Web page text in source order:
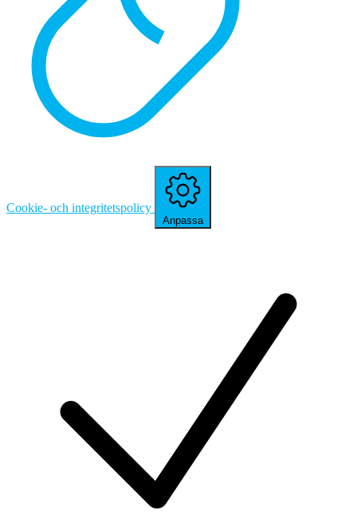
Cookie- och integritetspolicy
Anpassa